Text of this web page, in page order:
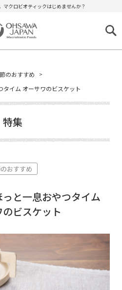
マクロビオティックはじめませんか？
のおすすめ
イム オーサワのビスケット
特集
おすすめ
と一息おやつタイム
ビスケット